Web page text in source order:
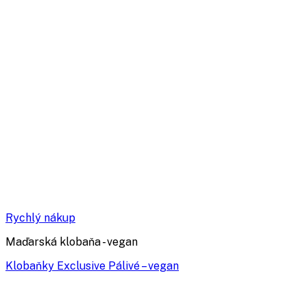
Rychlý nákup
Maďarská klobaňa - vegan
Klobaňky Exclusive Pálivé – vegan